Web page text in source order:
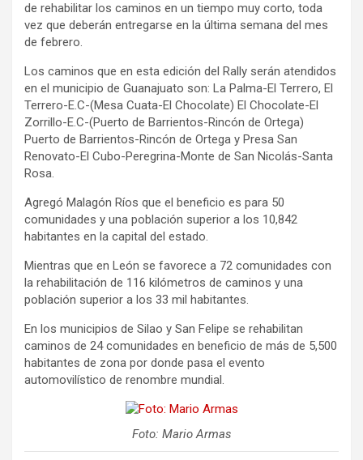
de rehabilitar los caminos en un tiempo muy corto, toda
vez que deberán entregarse en la última semana del mes
de febrero.
Los caminos que en esta edición del Rally serán atendidos
en el municipio de Guanajuato son: La Palma-El Terrero, El
Terrero-E.C-(Mesa Cuata-El Chocolate) El Chocolate-El
Zorrillo-E.C-(Puerto de Barrientos-Rincón de Ortega)
Puerto de Barrientos-Rincón de Ortega y Presa San
Renovato-El Cubo-Peregrina-Monte de San Nicolás-Santa
Rosa.
Agregó Malagón Ríos que el beneficio es para 50
comunidades y una población superior a los 10,842
habitantes en la capital del estado.
Mientras que en León se favorece a 72 comunidades con
la rehabilitación de 116 kilómetros de caminos y una
población superior a los 33 mil habitantes.
En los municipios de Silao y San Felipe se rehabilitan
caminos de 24 comunidades en beneficio de más de 5,500
habitantes de zona por donde pasa el evento
automovilístico de renombre mundial.
Foto: Mario Armas